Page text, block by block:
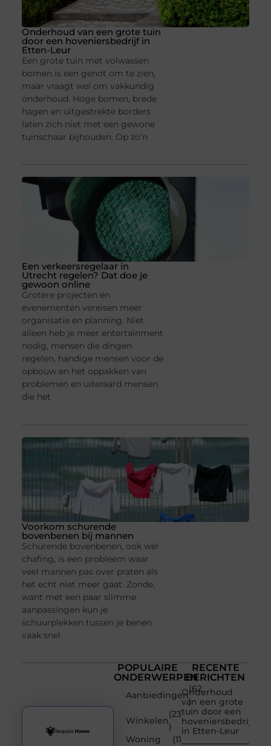
Onderhoud van een grote tuin
door een hoveniersbedrijf in
Etten-Leur
Een grote tuin met volwassen
bomen is een genot om te zien,
maar vraagt wel om vakkundig
onderhoud. Hoge bomen, brede
hagen en uitgestrekte borders
laten zich niet met een gewone
tuinschaar bijhouden. Op zo’n
Een verkeersregelaar in
Utrecht regelen? Dat doe je
gewoon online
Grotere projecten en
evenementen vereisen meer
organisatie en planning. Niet
alleen heb je meer entertainment
nodig, mensen die dingen
regelen, handige mensen voor de
opbouw en het oppakken van
problemen en uiteraard mensen
die het
Voorkom schurende
bovenbenen bij mannen
Schurende bovenbenen, ook wel
chafing, is een probleem waar
veel mannen pas over praten als
het echt niet meer gaat. Zonde,
want met een paar slimme
aanpassingen kun je
schuurplekken tussen je benen
vaak snel
POPULAIRE
ONDERWERPEN
Aanbiedingen
(62
)
Winkelen
(23
)
Woning
(11
RECENTE
BERICHTEN
Onderhoud
van een grote
tuin door een
hoveniersbedrijf
in Etten-Leur